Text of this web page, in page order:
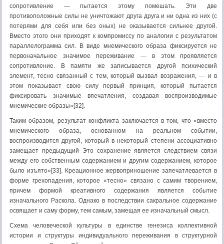
сопротивление — пытается этому помешать. Эти две
противоположные силы не уничтожают друга друга и ни одна из них (с
потерями для себя или без оных) не оказывается сильнее другой.
Вместо этого они приходят к компромиссу по аналогии с результатом
параллелограмма сил. В виде мнемического образа фиксируется не
первоначальное значимое переживание — в этом проявляется
сопротивление. В памяти же записывается другой психический
элемент, тесно связанный с тем, который вызвал возражения, — и в
этом показывает свою силу первый принцип, который пытается
фиксировать значимые впечатления, создавая воспроизводимые
мнемические образы»[32].
Таким образом, результат конфликта заключается в том, что «вместо
мнемического образа, основанном на реальном событии,
воспроизводится другой, который в некоторый степени ассоциативно
замещает предыдущий Это сохранение является следствием связи
между его собственным содержанием и другим содержанием, которое
было изъято»[33]. Креационное жервоприношение запечатлевается в
форме грехопадения, которое «тесно» связано с самим творением,
причем формой креативного содержания является событие
изначального Раскола. Однако в последствии сакральное содержание
освящает и саму форму, тем самым, замещая ее изначальный смысл.
Схема человеческой культуры в единстве генезиса коллективной
истории и структуры индивидуального переживания в структурной